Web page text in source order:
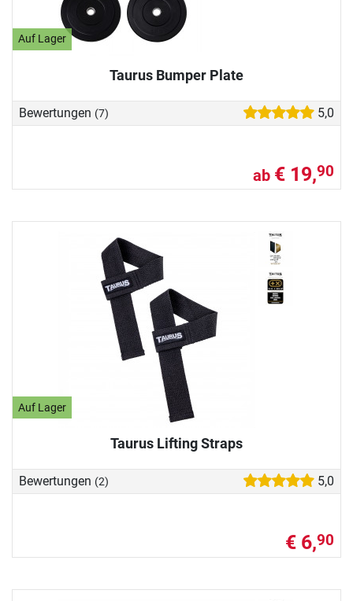
Auf Lager
Taurus Bumper Plate
Bewertungen (7) 5,0
ab € 19,90
Auf Lager
Taurus Lifting Straps
Bewertungen (2) 5,0
€ 6,90